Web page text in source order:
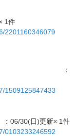
件
2201160346079
の話題 ：
1509125847433
新× 1件
0103233246592